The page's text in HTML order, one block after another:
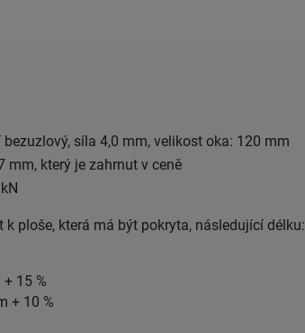
síla 4,0 mm, velikost oka: 120 mm
mm, který je zahrnut v ceně
ploše, která má být pokryta, následující délku:
15 %
+ 10 %